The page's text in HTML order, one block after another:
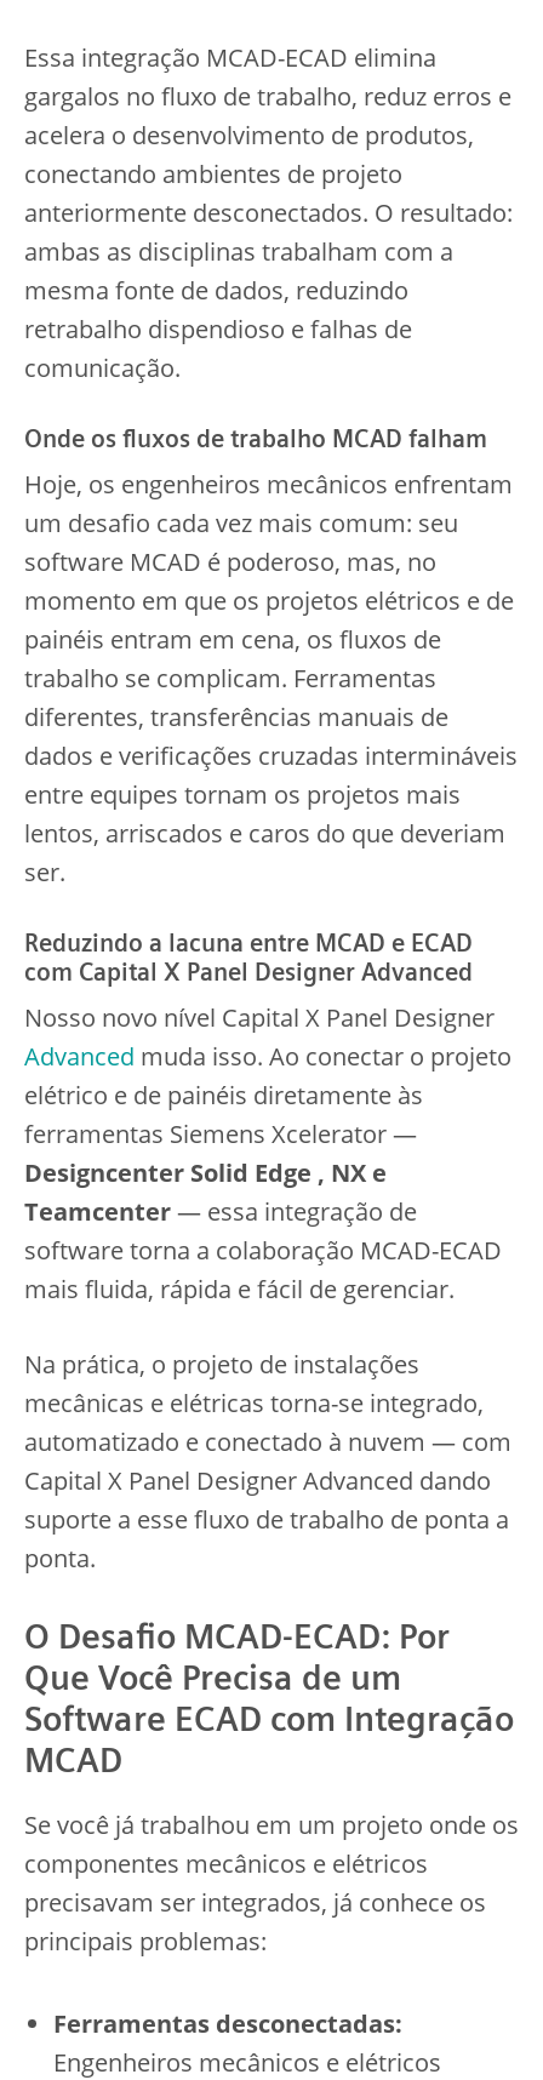
Essa integração MCAD-ECAD elimina
gargalos no fluxo de trabalho, reduz erros e
acelera o desenvolvimento de produtos,
conectando ambientes de projeto
anteriormente desconectados. O resultado:
ambas as disciplinas trabalham com a
mesma fonte de dados, reduzindo
retrabalho dispendioso e falhas de
comunicação.
Onde os fluxos de trabalho MCAD falham
Hoje, os engenheiros mecânicos enfrentam
um desafio cada vez mais comum: seu
software MCAD é poderoso, mas, no
momento em que os projetos elétricos e de
painéis entram em cena, os fluxos de
trabalho se complicam. Ferramentas
diferentes, transferências manuais de
dados e verificações cruzadas intermináveis
entre equipes tornam os projetos mais
lentos, arriscados e caros do que deveriam
ser.
Reduzindo a lacuna entre MCAD e ECAD
com Capital X Panel Designer Advanced
Nosso novo nível Capital X Panel Designer
Advanced muda isso. Ao conectar o projeto
elétrico e de painéis diretamente às
ferramentas Siemens Xcelerator —
Designcenter Solid Edge , NX e
Teamcenter— essa integração de
software torna a colaboração MCAD-ECAD
mais fluida, rápida e fácil de gerenciar.
Na prática, o projeto de instalações
mecânicas e elétricas torna-se integrado,
automatizado e conectado à nuvem — com
Capital X Panel Designer Advanced dando
suporte a esse fluxo de trabalho de ponta a
ponta.
O Desafio MCAD-ECAD: Por
Que Você Precisa de um
Software ECAD com Integração
MCAD
Se você já trabalhou em um projeto onde os
componentes mecânicos e elétricos
precisavam ser integrados, já conhece os
principais problemas:
Ferramentas desconectadas:
Engenheiros mecânicos e elétricos